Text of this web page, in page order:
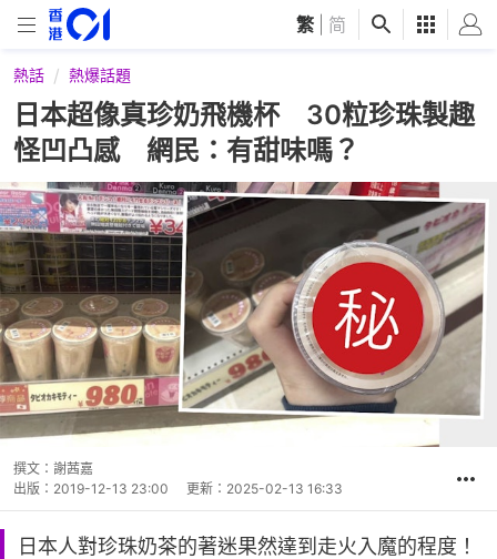
繁 简
熱話 熱爆話題
日本超像真珍奶飛機杯 30粒珍珠製趣
怪凹凸感 網民：有甜味嗎？
撰文： 謝茜嘉
出版： 2019-12-13 23:00 更新： 2025-02-13 16:33
日本人對珍珠奶茶的著迷果然達到走火入魔的程度！